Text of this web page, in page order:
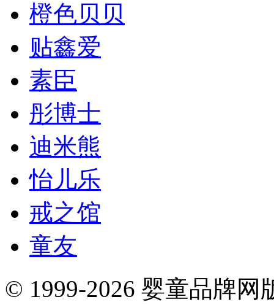
橙色贝贝
贴鑫爱
素臣
彤博士
迪米熊
怡儿乐
戒之馆
童友
© 1999-2026 婴童品牌网